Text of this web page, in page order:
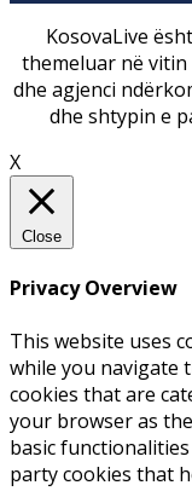
KosovaLive
themeluar në
dhe agjenci
dhe shtypin e
X
Close
Privacy Overview
This website uses
while you navigate
cookies that are
your browser as
basic
party cookies that